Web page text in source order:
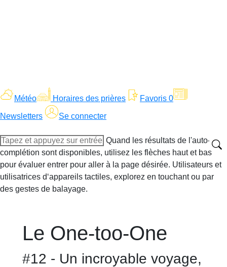
Météo Horaires des prières Favoris 0
Newsletters Se connecter
Recherche
:
Quand les résultats de l'auto-
complétion sont disponibles, utilisez les flèches haut et bas
pour évaluer entrer pour aller à la page désirée. Utilisateurs et
utilisatrices d‘appareils tactiles, explorez en touchant ou par
des gestes de balayage.
Le One-too-One
#12 - Un incroyable voyage,